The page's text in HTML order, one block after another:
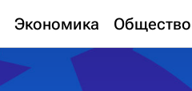
Экономика Общество